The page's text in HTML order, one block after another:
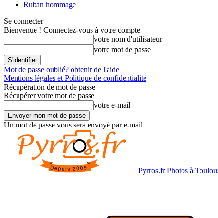
Ruban hommage
Se connecter
Bienvenue ! Connectez-vous à votre compte
votre nom d'utilisateur
votre mot de passe
Mot de passe oublié? obtenir de l'aide
Mentions légales et Politique de confidentialité
Récupération de mot de passe
Récupérer votre mot de passe
votre e-mail
Un mot de passe vous sera envoyé par e-mail.
Pyrros.fr Photos à